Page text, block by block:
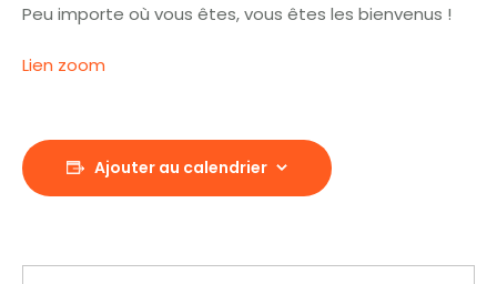
Peu importe où vous êtes, vous êtes les bienvenus !
Lien zoom
Ajouter au calendrier